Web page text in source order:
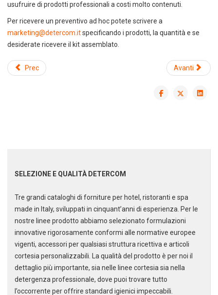
DEDICACIUN ALTRO SECONDO
SELEZIONE E QUALITÀ DETERCOM
Tre grandi cataloghi di forniture per hotel, ristoranti e spa
made in Italy, sviluppati in cinquant’anni di esperienza. Per le
nostre linee prodotto abbiamo selezionato formulazioni
innovative rigorosamente conformi alle normative europee
vigenti, accessori per qualsiasi struttura ricettiva e articoli
cortesia personalizzabili. La qualità del prodotto è per noi il
dettaglio più importante, sia nelle linee cortesia sia nella
detergenza professionale, dove puoi trovare tutto
l’occorrente per offrire standard igienici impeccabili.
usufruire di prodotti professionali a costi molto contenuti.
Per ricevere un preventivo ad hoc potete scrivere a
marketing@detercom.itspecificando i prodotti, la quantità e se
desiderate ricevere il kit assemblato.
Prec Avanti